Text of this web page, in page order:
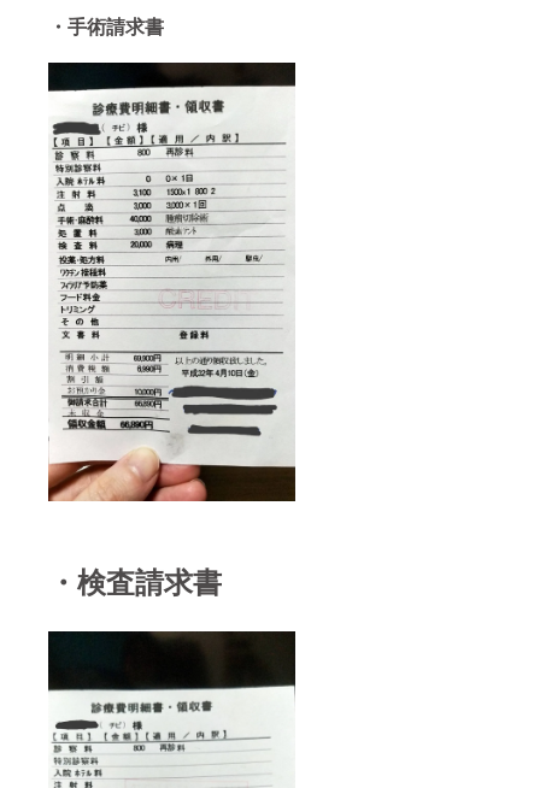
・手術請求書
・検査請求書